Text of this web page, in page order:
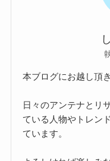
本ブログにお越し頂
日々のアンテナとリ
ている人物やトレン
ています。